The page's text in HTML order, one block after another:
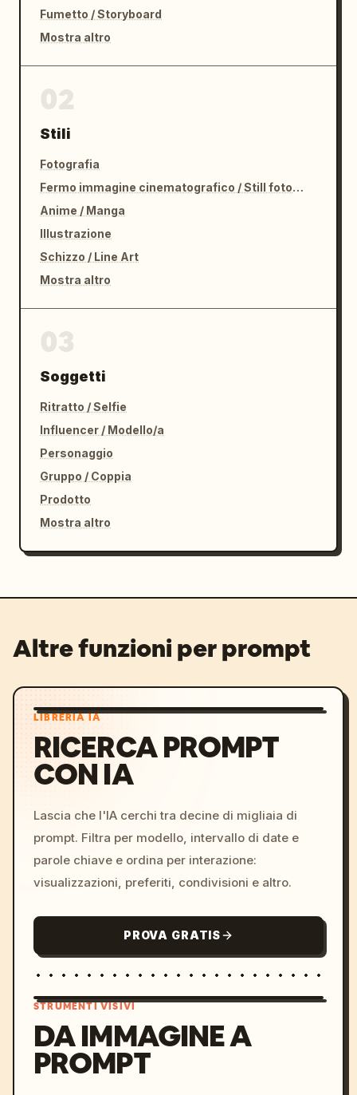
Fumetto / Storyboard
Mostra altro
Stili
Fotografia
Fermo immagine cinematografico / Still fotografico
Anime / Manga
Illustrazione
Schizzo / Line Art
Mostra altro
Soggetti
Ritratto / Selfie
Influencer / Modello/a
Personaggio
Gruppo / Coppia
Prodotto
Mostra altro
Altre funzioni per prompt
LIBRERIA IA
RICERCA PROMPT
CON IA
Lascia che l'IA cerchi tra decine di migliaia di
prompt. Filtra per modello, intervallo di date e
parole chiave e ordina per interazione:
visualizzazioni, preferiti, condivisioni e altro.
PROVA GRATIS
STRUMENTI VISIVI
DA IMMAGINE A
PROMPT